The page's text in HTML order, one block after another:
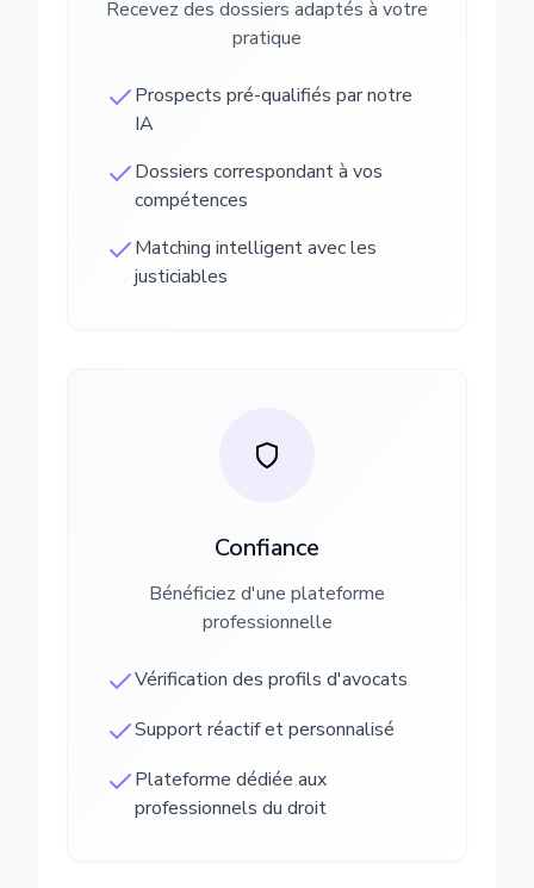
Recevez des dossiers adaptés à votre
pratique
Prospects pré-qualifiés par notre
IA
Dossiers correspondant à vos
compétences
Matching intelligent avec les
justiciables
Confiance
Bénéficiez d'une plateforme
professionnelle
Vérification des profils d'avocats
Support réactif et personnalisé
Plateforme dédiée aux
professionnels du droit